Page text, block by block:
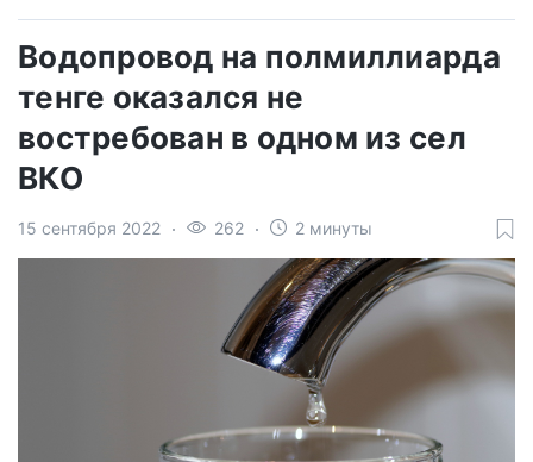
Водопровод на полмиллиарда
тенге оказался не
востребован в одном из сел
ВКО
15 сентября 2022 262 2 минуты